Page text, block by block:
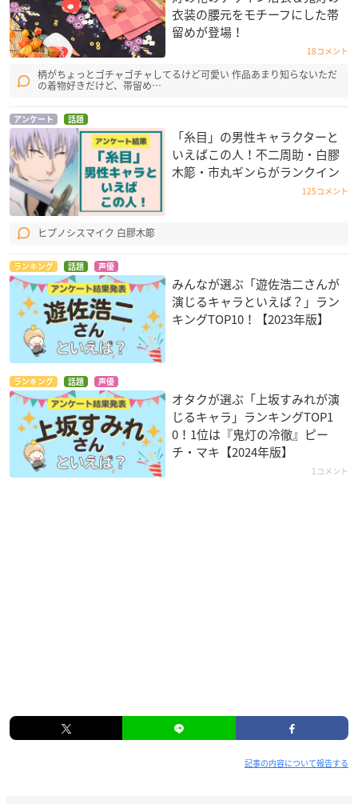
衣装の腰元をモチーフにした帯
留めが登場！
18コメント
柄がちょっとゴチャゴチャしてるけど可愛い 作品あまり知らないただ
の着物好きだけど、帯留め…
アンケート 話題
「糸目」の男性キャラクターと
いえばこの人！不二周助・白膠
木簓・市丸ギンらがランクイン
125コメント
ヒプノシスマイク 白膠木簓
ランキング 話題 声優
みんなが選ぶ「遊佐浩二さんが
演じるキャラといえば？」ラン
キングTOP10！【2023年版】
ランキング 話題 声優
オタクが選ぶ「上坂すみれが演
じるキャラ」ランキングTOP1
0！1位は『鬼灯の冷徹』ピー
チ・マキ【2024年版】
1コメント
記事の内容について報告する